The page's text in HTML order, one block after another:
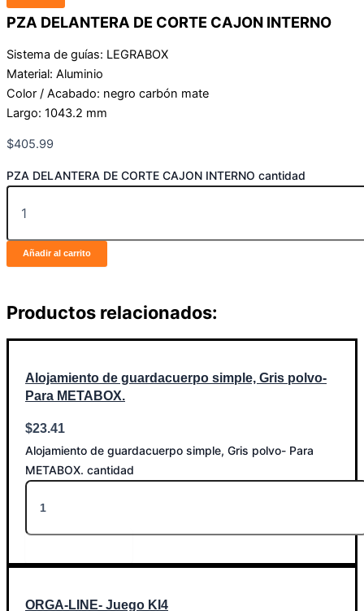
PZA DELANTERA DE CORTE CAJON INTERNO
Sistema de guías: LEGRABOX
Material: Aluminio
Color / Acabado: negro carbón mate
Largo: 1043.2 mm
$405.99
PZA DELANTERA DE CORTE CAJON INTERNO cantidad
Añadir al carrito
Productos relacionados:
Alojamiento de guardacuerpo simple, Gris polvo-
Para METABOX.
$23.41
Alojamiento de guardacuerpo simple, Gris polvo- Para
METABOX. cantidad
ORGA-LINE- Juego KI4